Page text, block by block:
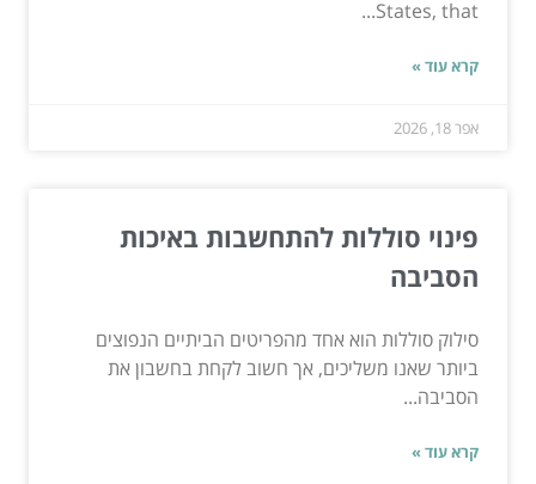
States, that...
קרא עוד »
אפר 18, 2026
פינוי סוללות להתחשבות באיכות
הסביבה
סילוק סוללות הוא אחד מהפריטים הביתיים הנפוצים
ביותר שאנו משליכים, אך חשוב לקחת בחשבון את
הסביבה...
קרא עוד »